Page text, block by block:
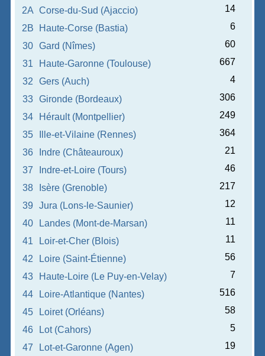
2A Corse-du-Sud (Ajaccio)
14
2B
Haute-Corse (Bastia)
6
30
Gard (Nîmes)
60
31
Haute-Garonne (Toulouse)
667
32
Gers (Auch)
4
33
Gironde (Bordeaux)
306
34
Hérault (Montpellier)
249
35
Ille-et-Vilaine (Rennes)
364
36
Indre (Châteauroux)
21
37
Indre-et-Loire (Tours)
46
38
Isère (Grenoble)
217
39
Jura (Lons-le-Saunier)
12
40
Landes (Mont-de-Marsan)
11
41
Loir-et-Cher (Blois)
11
42
Loire (Saint-Étienne)
56
43
Haute-Loire (Le Puy-en-Velay)
7
44
Loire-Atlantique (Nantes)
516
45
Loiret (Orléans)
58
46
Lot (Cahors)
5
47
Lot-et-Garonne (Agen)
19